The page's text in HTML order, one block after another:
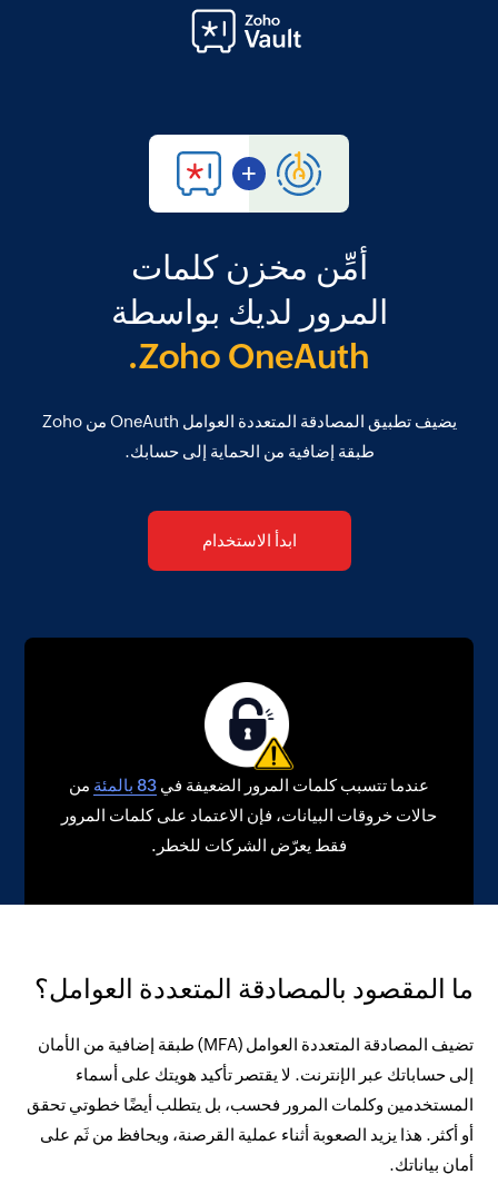
أمِّن مخزن كلمات
المرور لديك بواسطة
Zoho OneAuth.
يضيف تطبيق المصادقة المتعددة العوامل OneAuth من Zoho
طبقة إضافية من الحماية إلى حسابك.
ابدأ الاستخدام
عندما تتسبب كلمات المرور الضعيفة في 83 بالمئة
من
حالات خروقات البيانات، فإن الاعتماد على كلمات المرور
فقط يعرّض الشركات للخطر.
ما المقصود بالمصادقة المتعددة العوامل؟
تضيف المصادقة المتعددة العوامل (MFA) طبقة إضافية من الأمان
إلى حساباتك عبر الإنترنت. لا يقتصر تأكيد هويتك على أسماء
المستخدمين وكلمات المرور فحسب، بل يتطلب أيضًا خطوتي تحقق
أو أكثر. هذا يزيد الصعوبة أثناء عملية القرصنة، ويحافظ من ثَم على
أمان بياناتك.